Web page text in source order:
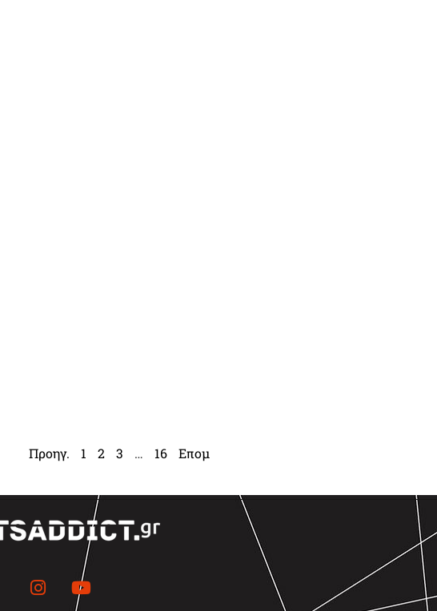
Προηγ. 1 2 3 … 16 Επομ